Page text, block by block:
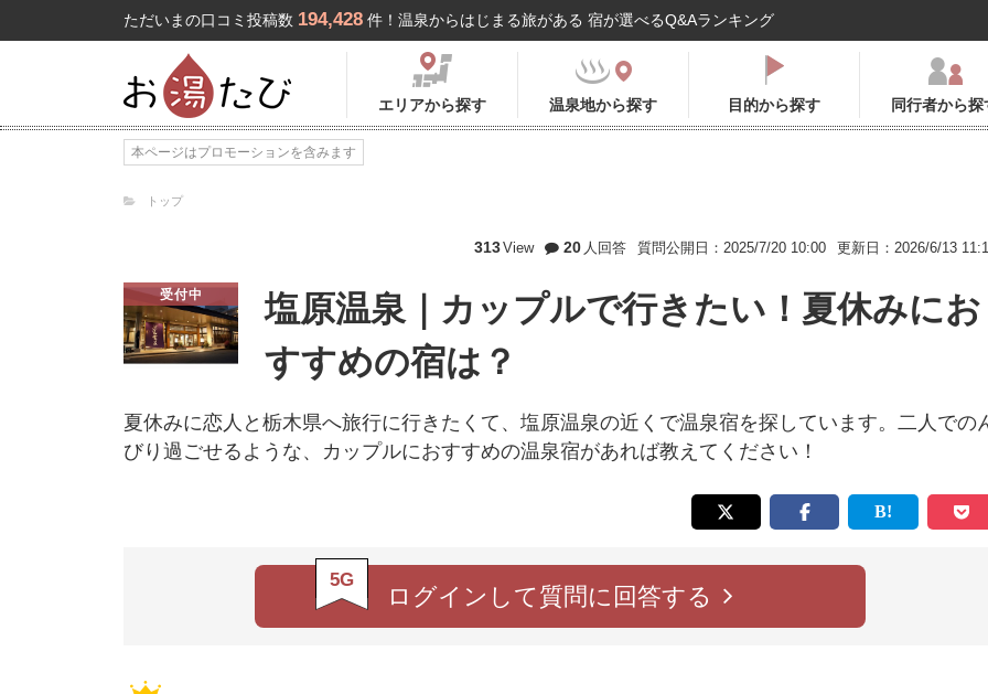
ただいまの口コミ投稿数 194,428 件！温泉からはじまる旅がある 宿が選べるQ&Aランキング
エリアから探す 温泉地から探す 目的から探す 同行者から探
本ページはプロモーションを含みます
トップ
313View 20 人回答 質問公開日：2025/7/20 10:00 更新日：2026/6/13
受付中
塩原温泉｜カップルで行きたい！夏休みにお
すすめの宿は？
夏休みに恋人と栃木県へ旅行に行きたくて、塩原温泉の近くで温泉宿を探しています。二人での
びり過ごせるような、カップルにおすすめの温泉宿があれば教えてください！
5G
ログインして質問に回答する